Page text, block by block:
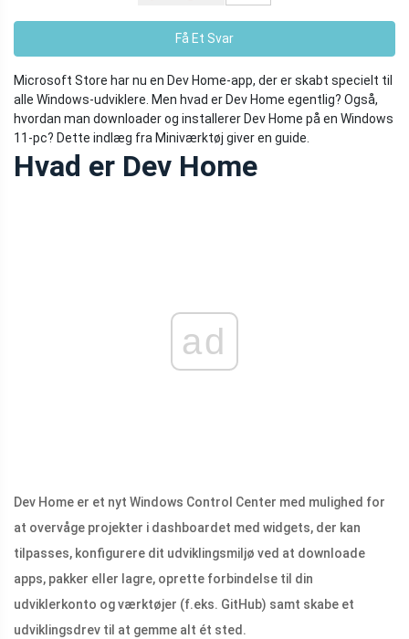
Få Et Svar
Microsoft Store har nu en Dev Home-app, der er skabt specielt til
alle Windows-udviklere. Men hvad er Dev Home egentlig? Også,
hvordan man downloader og installerer Dev Home på en Windows
11-pc? Dette indlæg fra Miniværktøj giver en guide.
Hvad er Dev Home
ad
Dev Home er et nyt Windows Control Center med mulighed for
at overvåge projekter i dashboardet med widgets, der kan
tilpasses, konfigurere dit udviklingsmiljø ved at downloade
apps, pakker eller lagre, oprette forbindelse til din
udviklerkonto og værktøjer (f.eks. GitHub) samt skabe et
udviklingsdrev til at gemme alt ét sted.